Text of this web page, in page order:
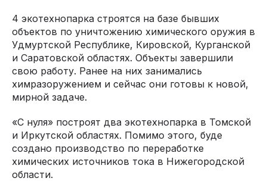
4 экотехнопарка строятся на базе бывших
объектов по уничтожению химического оружия в
Удмуртской Республике, Кировской, Курганской
и Саратовской областях. Объекты завершили
свою работу. Ранее на них занимались
химразоружением и сейчас они готовы к новой,
мирной задаче.
«С нуля» построят два экотехнопарка в Томской
и Иркутской областях. Помимо этого, буде
создано производство по переработке
химических источников тока в Нижегородской
области.